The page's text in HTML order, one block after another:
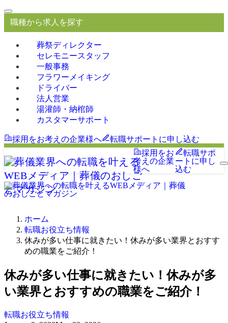
職種から求人を探す
葬祭ディレクター
セレモニースタッフ
一般事務
フラワーメイキング
ドライバー
法人営業
湯灌師・納棺師
カスタマーサポート
採用をお考えの企業様へ
転職サポートに申し込む
採用をお
考えの企業
様へ
転職サポ
ートに申し
込む
ホーム
転職お役立ち情報
休みが多い仕事に就きたい！休みが多い業界とおすす
めの職業をご紹介！
休みが多い仕事に就きたい！休みが多
い業界とおすすめの職業をご紹介！
転職お役立ち情報